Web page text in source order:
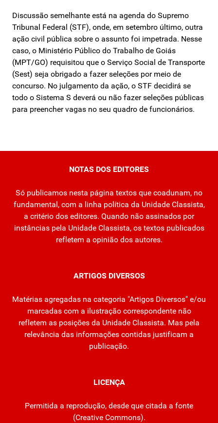
Discussão semelhante está na agenda do Supremo
Tribunal Federal (STF), onde, em setembro último, outra
ação civil pública sobre o assunto foi impetrada. Nesse
caso, o Ministério Público do Trabalho de Goiás
(MPT/GO) requisitou que o Serviço Social de Transporte
(Sest) seja obrigado a fazer seleções por meio de
concurso. No julgamento da ação, o STF decidirá se
todo o Sistema S deverá ou não fazer seleções públicas
para preencher vagas no seu quadro de funcionários.
NOTAS DOS EDITORES
Só publicamos nesta página textos que coadunam, no
fundamental, com a linha política da Unidade Classista,
a critério dos editores. Quando não assinados por
instâncias pela Unidade Classista, os textos publicados
refletem a opinião dos autores.
ARTIGOS DIVERSOS
Matérias agregadas na categoria "Artigos Diversos" e/ou
marcadas com a ilustração correspondente não
refletem as posições da Unidade Classista. Mas pela
relevância das informações contidas justificam a
publicação.
LICENÇA
Permitida a reprodução, desde que citada a fonte
(Creative Commons).